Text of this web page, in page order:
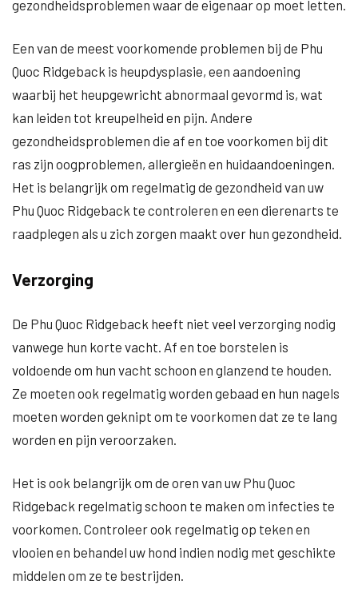
gezondheidsproblemen waar de eigenaar op moet letten.
Een van de meest voorkomende problemen bij de Phu
Quoc Ridgeback is heupdysplasie, een aandoening
waarbij het heupgewricht abnormaal gevormd is, wat
kan leiden tot kreupelheid en pijn. Andere
gezondheidsproblemen die af en toe voorkomen bij dit
ras zijn oogproblemen, allergieën en huidaandoeningen.
Het is belangrijk om regelmatig de gezondheid van uw
Phu Quoc Ridgeback te controleren en een dierenarts te
raadplegen als u zich zorgen maakt over hun gezondheid.
Verzorging
De Phu Quoc Ridgeback heeft niet veel verzorging nodig
vanwege hun korte vacht. Af en toe borstelen is
voldoende om hun vacht schoon en glanzend te houden.
Ze moeten ook regelmatig worden gebaad en hun nagels
moeten worden geknipt om te voorkomen dat ze te lang
worden en pijn veroorzaken.
Het is ook belangrijk om de oren van uw Phu Quoc
Ridgeback regelmatig schoon te maken om infecties te
voorkomen. Controleer ook regelmatig op teken en
vlooien en behandel uw hond indien nodig met geschikte
middelen om ze te bestrijden.